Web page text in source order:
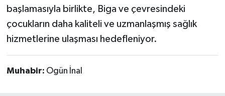
başlamasıyla birlikte, Biga ve çevresindeki
çocukların daha kaliteli ve uzmanlaşmış sağlık
hizmetlerine ulaşması hedefleniyor.
Muhabir: Ogün İnal